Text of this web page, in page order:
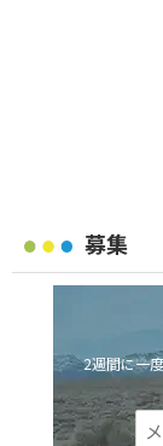
募集
2週間に一